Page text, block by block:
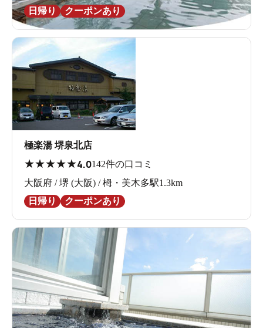
日帰り
クーポンあり
極楽湯 堺泉北店
★★★★★4.0142件の口コミ
大阪府 / 堺 (大阪) / 栂・美木多駅1.3km
日帰り
クーポンあり